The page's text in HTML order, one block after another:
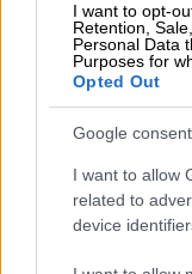
I want to opt-
Retention,
Personal Data
Purposes for
Opted Out
Google
I want to allow
related to
device
ενεργειακή
Θάλασσα. Οι
απαγόρευση
στην Ερυθρά
κλιμάκωση. Οι
απειλήσει να
υποδομές,να
εξαγωγών του
συνοδεύσουν